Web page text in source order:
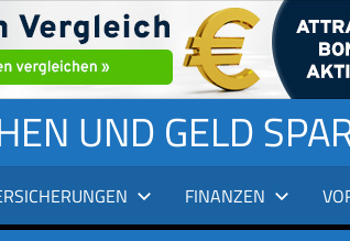
UND GELD
FINANZEN